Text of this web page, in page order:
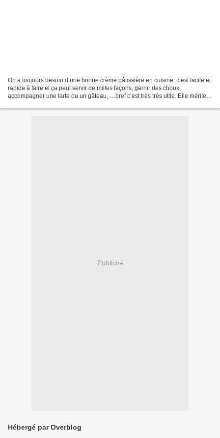
On a toujours besoin d’une bonne crème pâtissière en cuisine, c’est facile et
rapide à faire et ça peut servir de milles façons, garnir des choux,
accompagner une tarte ou un gâteau, …bref c’est très très utile. Elle mérite
Publicité
Hébergé par Overblog